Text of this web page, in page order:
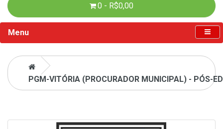
0 - R$0,00
Menu
PGM-VITÓRIA (PROCURADOR MUNICIPAL) - PÓS-